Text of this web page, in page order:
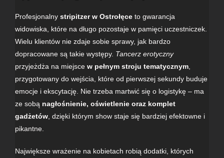
Profesjonalny stripitzer w Ostrołęceto gwarancja
widowiska, które na długo pozostaje w pamięci uczestniczek.
Wielu klientów nie zdaje sobie sprawy, jak bardzo
dopracowane są takie występy. Tancerz erotyczny
przyjeżdża na miejsce w pełnym stroju tematycznym,
przygotowany do wejścia, które od pierwszej sekundy buduje
emocje i ekscytację. Nie trzeba martwić się o logistykę – ma
ze sobą nagłośnienie, oświetlenie oraz komplet
gadżetów, dzięki którym show staje się bardziej efektowne i
pikantne.
Największe wrażenie na kobietach robią dodatki, których